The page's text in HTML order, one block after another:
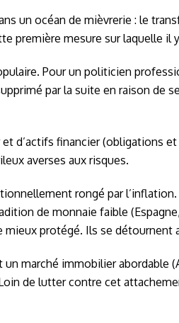
un océan de mièvrerie : le
première mesure sur laquelle
Pour un politicien
par la suite en raison de
financier (obligations
averses aux risques.
rongé par
de monnaie faible
protégé. Ils se
marché immobilier abordable
de lutter contre cet